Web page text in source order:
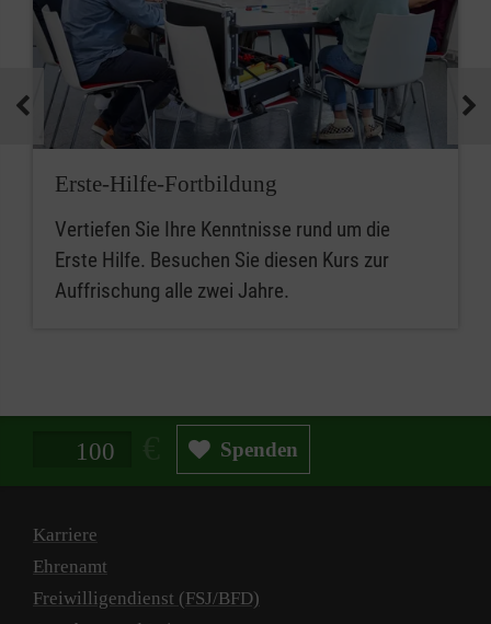
Erste-Hilfe-Fortbildung
Vertiefen Sie Ihre Kenntnisse rund um die
Erste Hilfe. Besuchen Sie diesen Kurs zur
Auffrischung alle zwei Jahre.
Spendenbetrag in Euro Spenden
Karriere
Ehrenamt
Freiwilligendienst (FSJ/BFD)